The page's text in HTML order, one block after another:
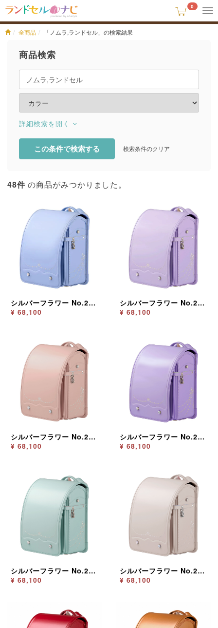
0
全商品 「ノムラ,ランドセル」の検索結果
商品検索
詳細検索
この条件で検索する 検索条件のクリア
48件 の商品がみつかりました。
シルバーフラワー No.2275 アイスブルー
¥ 68,100
シルバーフラワー No.2275 ライラック
¥ 68,100
シルバーフラワー No.2275 メロウピンク
¥ 68,100
シルバーフラワー No.2275 ラベンダー
¥ 68,100
シルバーフラワー No.2275 ミントグリーン
¥ 68,100
シルバーフラワー No.2275 ベージュ
¥ 68,100